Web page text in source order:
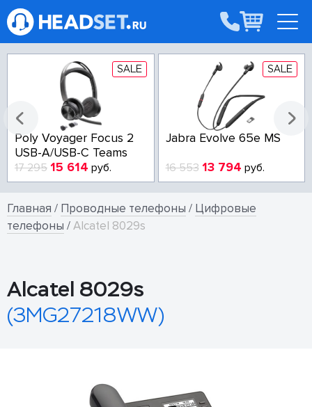
SALE
Poly Voyager Focus 2
USB-A/USB-C Teams
17 295 15 614 руб.
SALE
Jabra Evolve 65e MS
16 553 13 794 руб.
Главная / Проводные телефоны / Цифровые
телефоны /Alcatel 8029s
Alcatel 8029s
(3MG27218WW)